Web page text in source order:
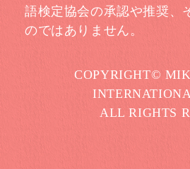
語検定協会の承認や推奨、
のではありません。
COPYRIGHT©
ALL RIGHTS